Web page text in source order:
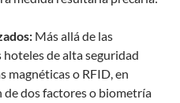
Más allá de las
de alta seguridad
magnéticas o RFID, en
dos factores o biometría